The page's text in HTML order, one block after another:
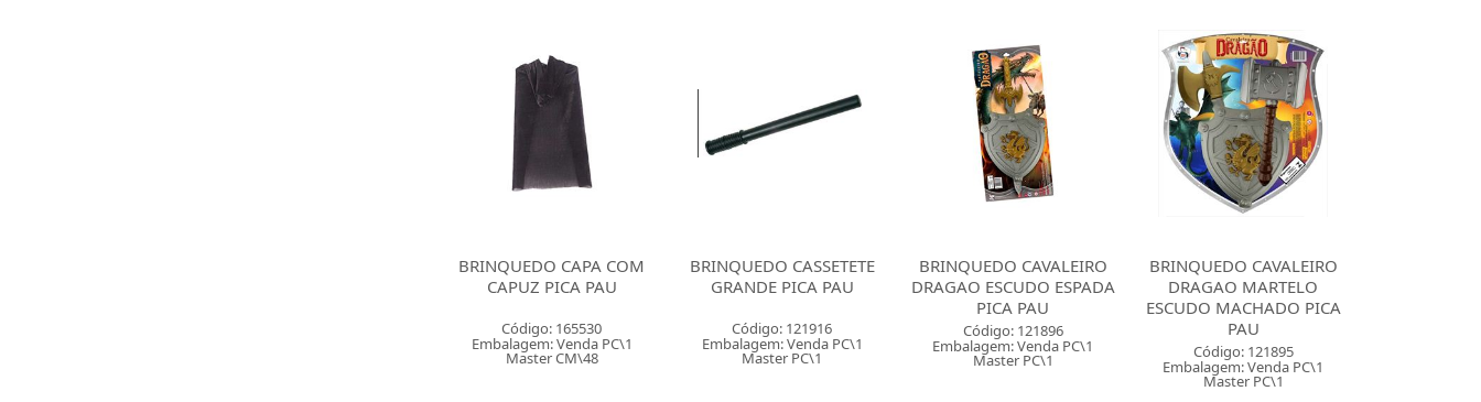
BRINQUEDO CAPA COM
CAPUZ PICA PAU
Código: 165530
Embalagem: Venda PC\1
Master CM\48
BRINQUEDO CASSETETE
GRANDE PICA PAU
Código: 121916
Embalagem: Venda PC\1
Master PC\1
BRINQUEDO CAVALEIRO
DRAGAO ESCUDO ESPADA
PICA PAU
Código: 121896
Embalagem: Venda PC\1
Master PC\1
BRINQUEDO CAVALEIRO
DRAGAO MARTELO
ESCUDO MACHADO PICA
PAU
Código: 121895
Embalagem: Venda PC\1
Master PC\1